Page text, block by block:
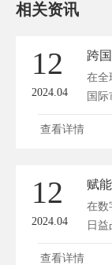
相关资讯
12
2024.04
在全
国
有...
查看详情
12
2024.04
在数
日
展...
查看详情